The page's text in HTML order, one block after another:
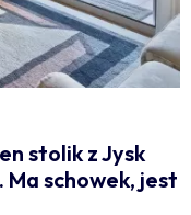
stolik z Jysk
schowek, jest